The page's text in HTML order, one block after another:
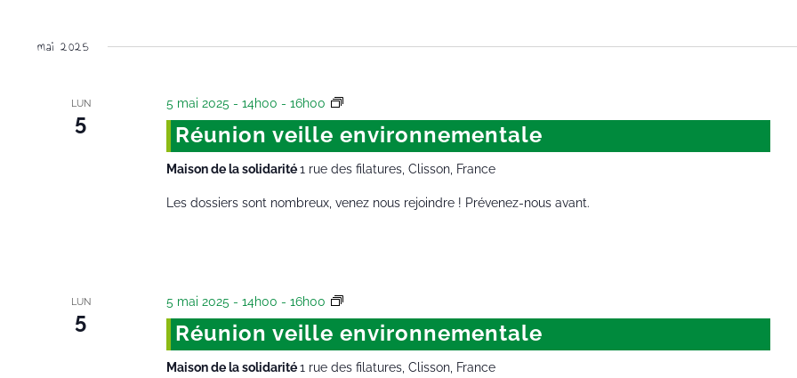
mai 2025
LUN
5
5 mai 2025 - 14h00 -16h00
Réunion veille environnementale
Maison de la solidarité1 rue des filatures, Clisson, France
Les dossiers sont nombreux, venez nous rejoindre ! Prévenez-nous avant.
LUN
5
5 mai 2025 - 14h00 -16h00
Réunion veille environnementale
Maison de la solidarité1 rue des filatures, Clisson, France